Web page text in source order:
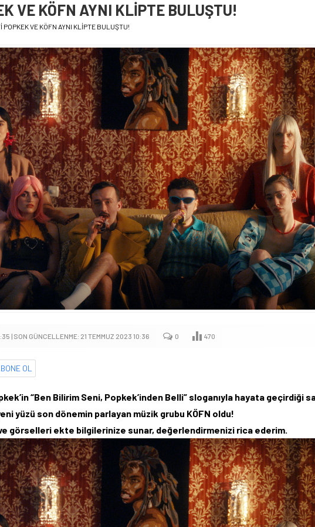
VE KÖFN AYNI KLİPTE BULUŞTU!
POPKEK VE KÖFN AYNI KLİPTE BULUŞTU!
| SON GÜNCELLENME: 21 TEMMUZ 2023 10:36 0 470
OL
“Ben Bilirim Seni, Popkek’inden Belli” sloganıyla hayata geçirdiği
yüzü son dönemin parlayan müzik grubu KÖFN oldu!
görselleri ekte bilgilerinize sunar, değerlendirmenizi rica ederim.